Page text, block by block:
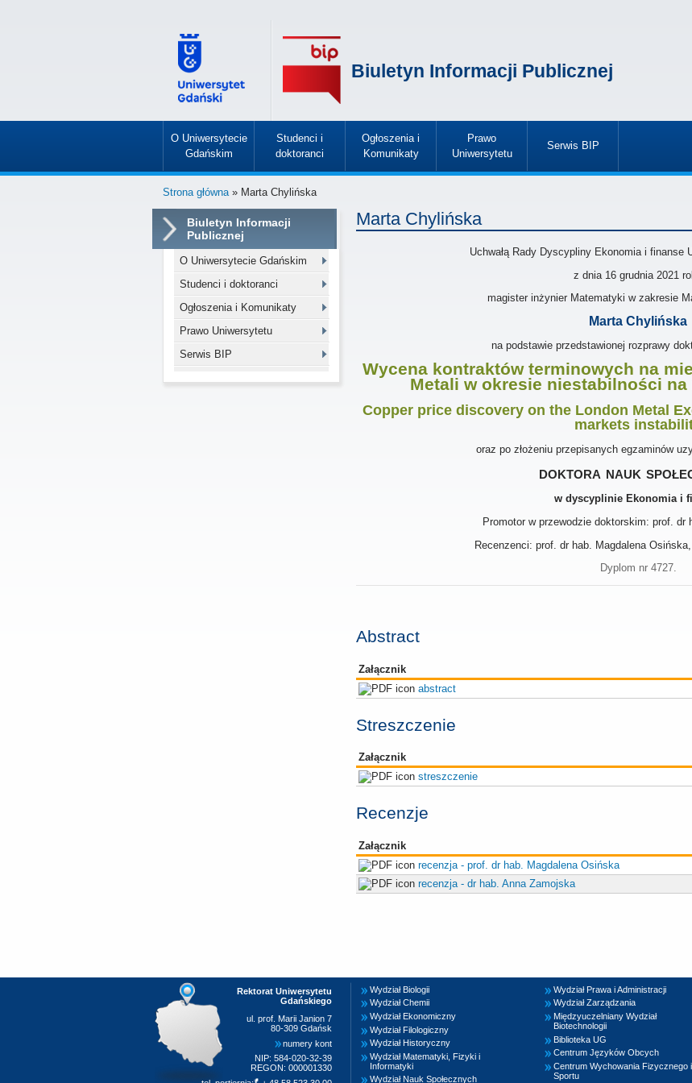
Biuletyn Informacji Publicznej
O Uniwersytecie
Gdańskim
»
Studenci i
doktoranci
»
Ogłoszenia i
Komunikaty
»
Prawo
Uniwersytetu
»
Serwis BIP
»
Strona główna» Marta Chylińska
Biuletyn Informacji
Publicznej
O Uniwersytecie Gdańskim
Studenci i doktoranci
Ogłoszenia i Komunikaty
Prawo Uniwersytetu
Serwis BIP
Marta Chylińska
Uchwałą Rady Dyscypliny Ekonomia i finanse
z dnia 16 grudnia 2021
magister inżynier Matematyki w zakresie
Marta Chylińska
na podstawie przedstawionej rozprawy
Wycena kontraktów terminowych na
Metali w okresie niestabilności
Copper price discovery on the London Metal
markets
oraz po złożeniu przepisanych egzaminów
doktora nauk
w dyscyplinie Ekonomia i
Promotor w przewodzie doktorskim: prof. dr
Recenzenci: prof. dr hab. Magdalena
Dyplom nr 4727.
Abstract
Załącznik
abstract
Streszczenie
Załącznik
streszczenie
Recenzje
Załącznik
recenzja - prof. dr hab. Magdalena Osińska
recenzja - dr hab. Anna Zamojska
Rektorat Uniwersytetu
Gdańskiego
ul. prof. Marii Janion 7
80-309 Gdańsk
numery kont
NIP: 584-020-32-39
REGON: 000001330
Wydział Biologii
Wydział Chemii
Wydział Ekonomiczny
Wydział Filologiczny
Wydział Historyczny
Wydział Matematyki, Fizyki i
Informatyki
Wydział Nauk Społecznych
Wydział Prawa i Administracji
Wydział Zarządzania
Międzyuczelniany Wydział
Biotechnologii
Biblioteka UG
Centrum Języków Obcych
Centrum Wychowania Fizycznego i
Sportu